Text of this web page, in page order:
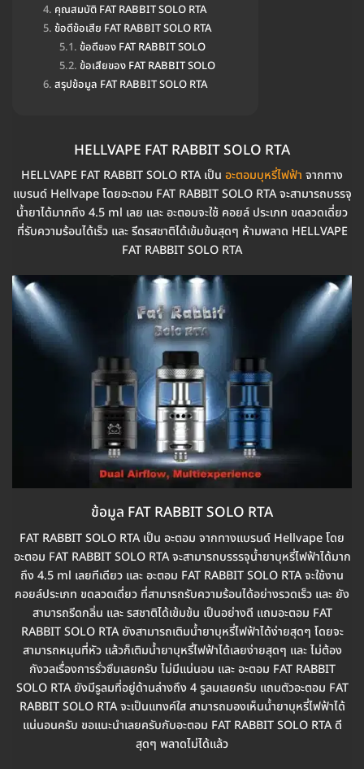
คุณสมบัติ FAT RABBIT SOLO RTA
ข้อดีข้อเสีย FAT RABBIT SOLO RTA
ข้อดีของ FAT RABBIT SOLO
ข้อเสียของ FAT RABBIT SOLO
สรุปข้อมูล FAT RABBIT SOLO RTA
HELLVAPE FAT RABBIT SOLO RTA
HELLVAPE FAT RABBIT SOLO RTA เป็น อะตอมบุหรี่ไฟฟ้า จากทาง
แบรนด์ Hellvape โดยอะตอม FAT RABBIT SOLO RTA จะสามารถบรรจุ
น้ำยาได้มากถึง 4.5 ml เลย และ อะตอมจะใช้ คอยล์ ประเภท ขดลวดเดี่ยว
ที่รับความร้อนได้เร็ว และ รีดรสชาติได้เข้มข้นสุดๆ ห้ามพลาด HELLVAPE
FAT RABBIT SOLO RTA
ข้อมูล FAT RABBIT SOLO RTA
FAT RABBIT SOLO RTA เป็น อะตอม จากทางแบรนด์ Hellvape โดย
อะตอม FAT RABBIT SOLO RTA จะสามารถบรรรจุน้ำยาบุหรี่ไฟฟ้าได้มาก
ถึง 4.5 ml เลยทีเดียว และ อะตอม FAT RABBIT SOLO RTA จะใช้งาน
คอยล์ประเภท ขดลวดเดี่ยว ที่สามารถรับความร้อนได้อย่างรวดเร็ว และ ยัง
สามารถรีดกลิ่น และ รสชาติได้เข้มข้น เป็นอย่างดี แถมอะตอม FAT
RABBIT SOLO RTA ยังสามารถเติมน้ำยาบุหรี่ไฟฟ้าได้ง่ายสุดๆ โดยจะ
สามารถหมุนที่หัว แล้วก็เติมน้ำยาบุหรี่ไฟฟ้าได้เลยง่ายสุดๆ และ ไม่ต้อง
กังวลเรื่องการรั่วซึมเลยครับ ไม่มีแน่นอน และ อะตอม FAT RABBIT
SOLO RTA ยังมีรูลมที่อยู่ด้านล่างถึง 4 รูลมเลยครับ แถมตัวอะตอม FAT
RABBIT SOLO RTA จะเป็นแทงค์ใส สามารถมองเห็นน้ำยาบุหรี่ไฟฟ้าได้
แน่นอนครับ ขอแนะนำเลยครับกับอะตอม FAT RABBIT SOLO RTA ดี
สุดๆ พลาดไม่ได้แล้ว